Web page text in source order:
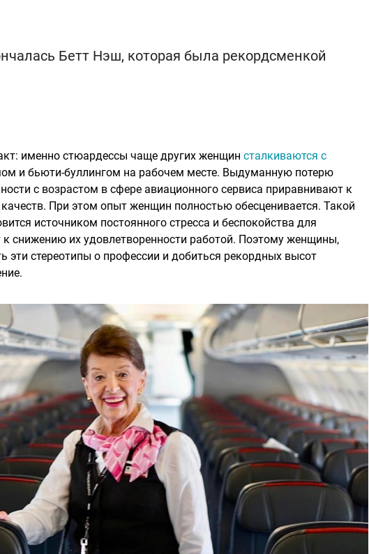
Бетт Нэш, которая была рекордсменкой
именно стюардессы чаще других женщин сталкиваются с
и бьюти-буллингом на рабочем месте. Выдуманную потерю
с возрастом в сфере авиационного сервиса приравнивают к
При этом опыт женщин полностью обесценивается. Такой
источником постоянного стресса и беспокойства для
к снижению их удовлетворенности работой. Поэтому женщины,
эти стереотипы о профессии и добиться рекордных высот